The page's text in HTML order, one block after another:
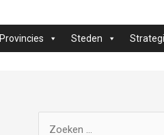
Provincies Steden